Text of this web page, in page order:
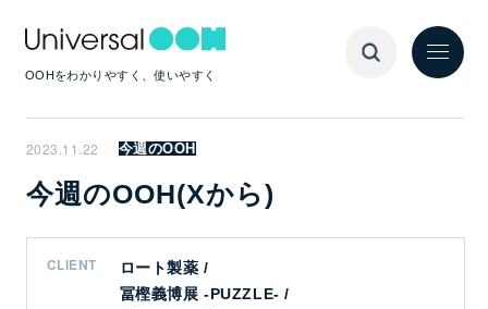
OOHをわかりやすく、使いやすく
2023.11.22 今週のOOH
今週のOOH(Xから)
CLIENT
ロート製薬 /
冨樫義博展 -PUZZLE- /